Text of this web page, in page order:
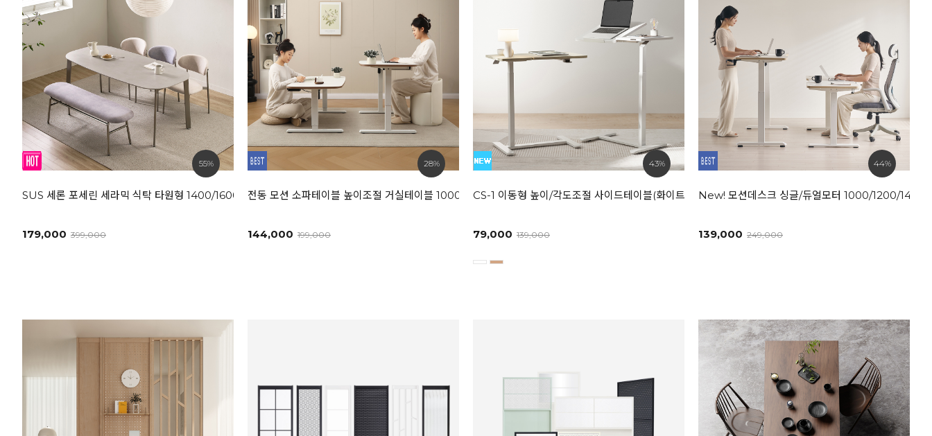
55%
SUS 세론 포세린 세라믹 식탁 타원형 1400/1600/1800L [모던화이트 / 라이트그레이]
179,000 399,000
28%
전동 모션 소파테이블 높이조절 거실테이블 1000/1200/1400
144,000 199,000
43%
CS-1 이동형 높이/각도조절 사이드테이블(화이트/내추럴)
79,000 139,000
44%
New! 모션데스크 싱글/듀얼모터 1000/1200/
139,000 249,000